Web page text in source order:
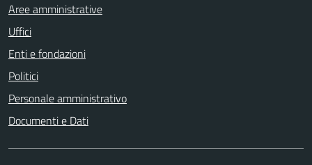
Aree amministrative
Uffici
Enti e fondazioni
Politici
Personale amministrativo
Documenti e Dati